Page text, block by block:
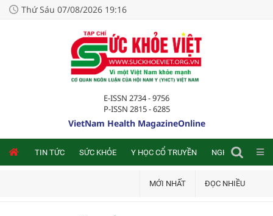
Thứ Sáu 07/08/2026 19:16
E-ISSN 2734 - 9756
P-ISSN 2815 - 6285
VietNam Health MagazineOnline
TIN TỨC SỨC KHỎE Y HỌC CỔ TRUYỀN NGHIÊN CỨU
MỚI NHẤT ĐỌC NHIỀU